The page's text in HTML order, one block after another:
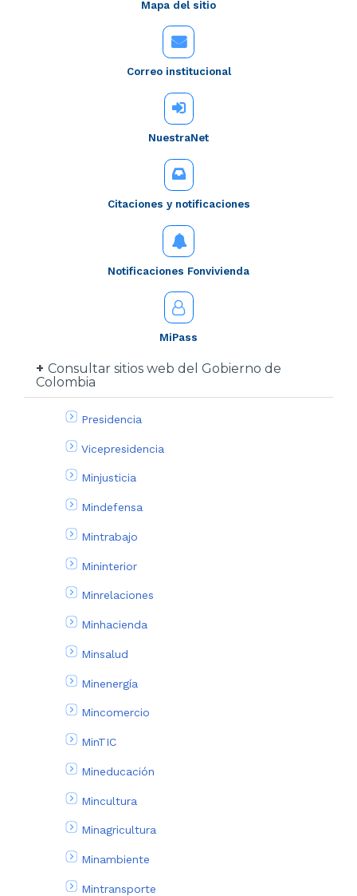
Mapa del sitio
Correo institucional
NuestraNet
Citaciones y notificaciones
Notificaciones Fonvivienda
MiPass
Consultar sitios web del Gobierno de
Colombia
Presidencia
Vicepresidencia
Minjusticia
Mindefensa
Mintrabajo
Mininterior
Minrelaciones
Minhacienda
Minsalud
Minenergía
Mincomercio
MinTIC
Mineducación
Mincultura
Minagricultura
Minambiente
Mintransporte